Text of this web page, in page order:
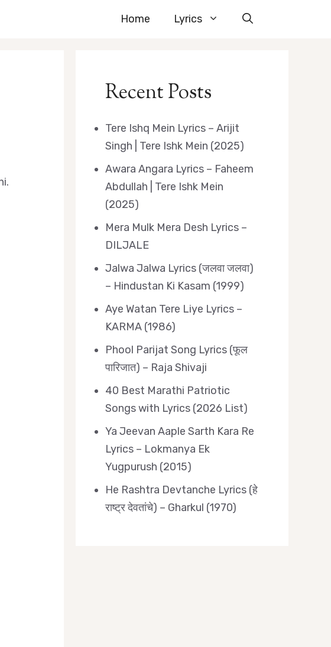
Home Lyrics
Recent Posts
Tere Ishq Mein Lyrics – Arijit
Singh | Tere Ishk Mein (2025)
Awara Angara Lyrics – Faheem
Abdullah | Tere Ishk Mein
(2025)
Mera Mulk Mera Desh Lyrics –
DILJALE
Jalwa Jalwa Lyrics (जलवा जलवा)
– Hindustan Ki Kasam (1999)
Aye Watan Tere Liye Lyrics –
KARMA (1986)
Phool Parijat Song Lyrics (फूल
पारिजात) – Raja Shivaji
40 Best Marathi Patriotic
Songs with Lyrics (2026 List)
Ya Jeevan Aaple Sarth Kara Re
Lyrics – Lokmanya Ek
Yugpurush (2015)
He Rashtra Devtanche Lyrics (हे
राष्ट्र देवतांचे) – Gharkul (1970)